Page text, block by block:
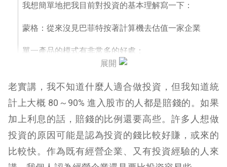
我想簡單地把我目前對投資的基本理解寫一下：
蒙格：從來沒見巴菲特按著計算機去估值一家企業
單一產品的模式有非常多的好處：
展開
老實講，我不知道什麼人適合做投資，但我知道統
計上大概 80～90% 進入股市的人都是賠錢的。如果
加上利息的話，賠錢的比例還要高些。許多人想做
投資的原因可能是認為投資的錢比較好賺，或來的
比較快。作為既有經營企業、又有投資經驗的人來